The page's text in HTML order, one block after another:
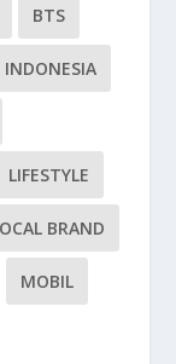
BTS
INDONESIA
LIFESTYLE
BRAND
MOBIL